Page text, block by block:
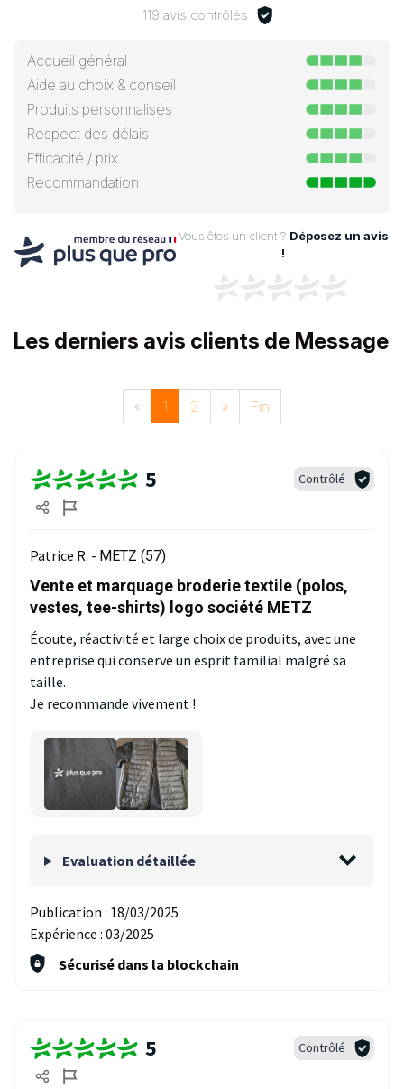
119 avis contrôlés
Accueil général
Aide au choix & conseil
Produits personnalisés
Respect des délais
Efficacité / prix
Recommandation
Vous êtes un client ? Déposez un avis
!
Les derniers avis clients de Message
« 1 2 » Fin
5 Contrôlé
Patrice R. - METZ (57)
Vente et marquage broderie textile (polos,
vestes, tee-shirts) logo société METZ
Écoute, réactivité et large choix de produits, avec une
entreprise qui conserve un esprit familial malgré sa
taille.
Je recommande vivement !
Evaluation détaillée
Publication : 18/03/2025
Expérience : 03/2025
Sécurisé dans la blockchain
5 Contrôlé